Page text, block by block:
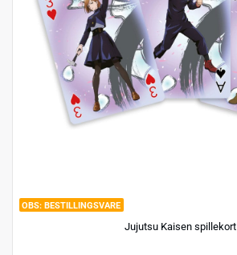
BESTILLINGSVARE
Jujutsu Kaisen spillekort